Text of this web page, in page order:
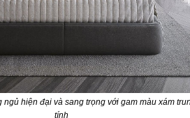
ngủ hiện đại và sang trọng với gam màu xám
tính